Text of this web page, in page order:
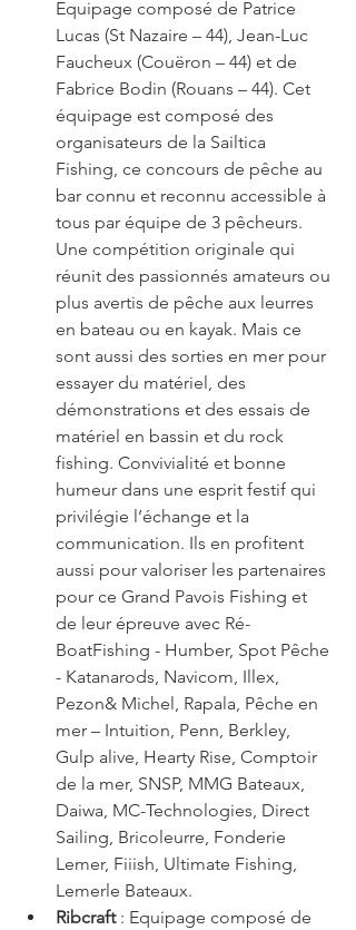
Equipage composé de Patrice
Lucas (St Nazaire – 44), Jean-Luc
Faucheux (Couëron – 44) et de
Fabrice Bodin (Rouans – 44). Cet
équipage est composé des
organisateurs de la Sailtica
Fishing, ce concours de pêche au
bar connu et reconnu accessible à
tous par équipe de 3 pêcheurs.
Une compétition originale qui
réunit des passionnés amateurs ou
plus avertis de pêche aux leurres
en bateau ou en kayak. Mais ce
sont aussi des sorties en mer pour
essayer du matériel, des
démonstrations et des essais de
matériel en bassin et du rock
fishing. Convivialité et bonne
humeur dans une esprit festif qui
privilégie l’échange et la
communication. Ils en profitent
aussi pour valoriser les partenaires
pour ce Grand Pavois Fishing et
de leur épreuve avec Ré-
BoatFishing - Humber, Spot Pêche
- Katanarods, Navicom, Illex,
Pezon& Michel, Rapala, Pêche en
mer – Intuition, Penn, Berkley,
Gulp alive, Hearty Rise, Comptoir
de la mer, SNSP, MMG Bateaux,
Daiwa, MC-Technologies, Direct
Sailing, Bricoleurre, Fonderie
Lemer, Fiiish, Ultimate Fishing,
Lemerle Bateaux.
Ribcraft : Equipage composé de